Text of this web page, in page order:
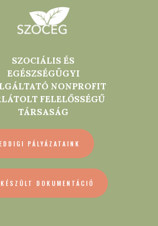
SZOCIÁLIS ÉS
EGÉSZSÉGÜGYI
NONPROFIT
FELELŐSSÉGŰ
TÁRSASÁG
EDDIGI PÁLYÁZATAINK
DOKUMENTÁCIÓ